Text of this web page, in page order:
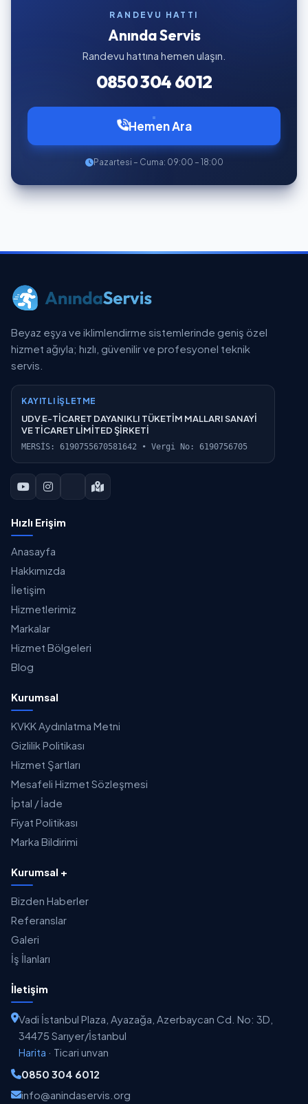
RANDEVU HATTI
Anında Servis
Randevu hattına hemen ulaşın.
0850 304 6012
Hemen Ara
Pazartesi – Cuma: 09:00 – 18:00
Beyaz eşya ve iklimlendirme sistemlerinde geniş özel
hizmet ağıyla; hızlı, güvenilir ve profesyonel teknik
servis.
KAYITLI İŞLETME
UDV E-TİCARET DAYANIKLI TÜKETİM MALLARI SANAYİ
VE TİCARET LİMİTED ŞİRKETİ
MERSİS: 6190755670581642 • Vergi No: 6190756705
Hızlı Erişim
Anasayfa
Hakkımızda
İletişim
Hizmetlerimiz
Markalar
Hizmet Bölgeleri
Blog
Kurumsal
KVKK Aydınlatma Metni
Gizlilik Politikası
Hizmet Şartları
Mesafeli Hizmet Sözleşmesi
İptal / İade
Fiyat Politikası
Marka Bildirimi
Kurumsal +
Bizden Haberler
Referanslar
Galeri
İş İlanları
İletişim
Vadi İstanbul Plaza, Ayazağa, Azerbaycan Cd. No: 3D,
34475 Sarıyer/İstanbul
Harita · Ticari unvan
0850 304 6012
info@anindaservis.org